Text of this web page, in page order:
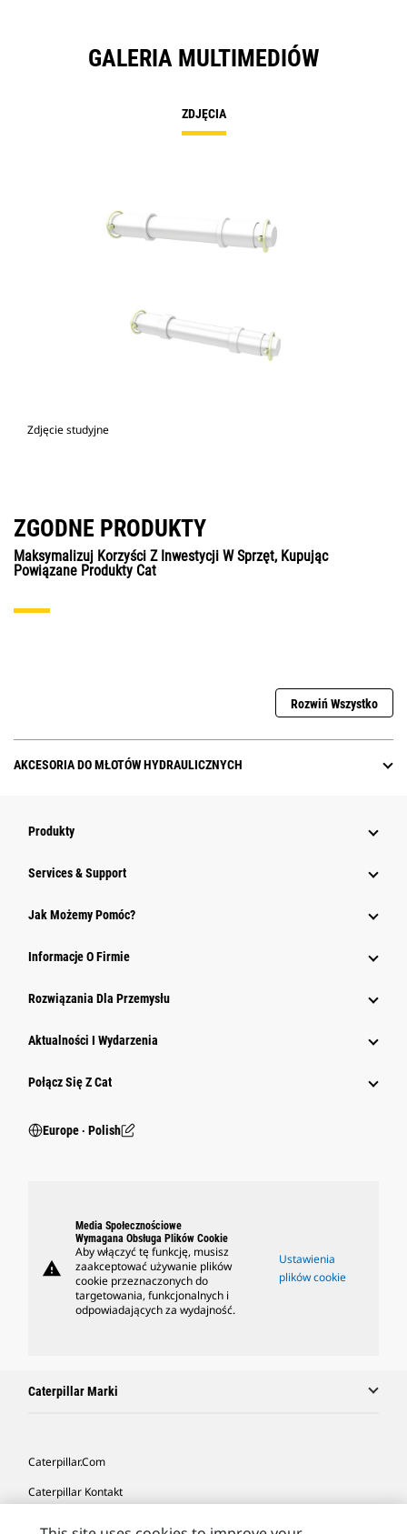
GALERIA MULTIMEDIÓW
ZDJĘCIA
Zdjęcie studyjne
ZGODNE PRODUKTY
Maksymalizuj Korzyści Z Inwestycji W Sprzęt, Kupując
Powiązane Produkty Cat
Rozwiń Wszystko
AKCESORIA DO MŁOTÓW HYDRAULICZNYCH
Produkty
Services & Support
Jak Możemy Pomóc?
Informacje O Firmie
Rozwiązania Dla Przemysłu
Aktualności I Wydarzenia
Połącz Się Z Cat
Europe ‧ Polish
warning
Media Społecznościowe
Wymagana Obsługa Plików Cookie
Aby włączyć tę funkcję, musisz
zaakceptować używanie plików
cookie przeznaczonych do
targetowania, funkcjonalnych i
odpowiadających za wydajność.
Ustawienia
plików cookie
Caterpillar Marki
Caterpillar.com
Caterpillar Kontakt